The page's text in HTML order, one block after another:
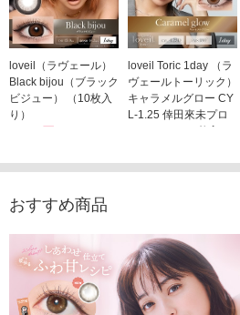
loveil（ラヴェール）
Black bijou（ブラック
ビジュー） （10枚入
り）
loveil Toric 1day （ラ
ヴェールトーリック）
キャラメルグロー CY
L-1.25 倖田來未プロ
デュース （10枚入
1,760円(税込)
おすすめ商品